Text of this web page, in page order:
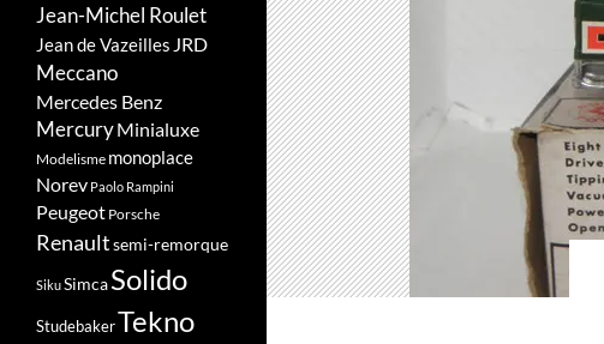
Jean-Michel Roulet
Jean de Vazeilles JRD
Meccano
Mercedes Benz
MercuryMinialuxe
Modelisme monoplace
Norev Paolo Rampini
Peugeot Porsche
Renaultsemi-remorque
SikuSimcaSolido
StudebakerTekno